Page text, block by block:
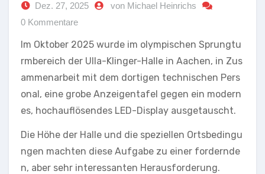
Dez. 27, 2025
von Michael Heinrichs
0 Kommentare
Im Oktober 2025 wurde im olympischen Sprungtu
rmbereich der Ulla-Klinger-Halle in Aachen, in Zus
ammenarbeit mit dem dortigen technischen Pers
onal, eine grobe Anzeigentafel gegen ein modern
es, hochauflösendes LED-Display ausgetauscht.
Die Höhe der Halle und die speziellen Ortsbedingu
ngen machten diese Aufgabe zu einer fordernde
n, aber sehr interessanten Herausforderung.